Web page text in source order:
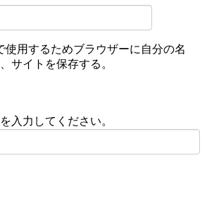
使用するためブラウザーに自分の名
サイトを保存する。
入力してください。